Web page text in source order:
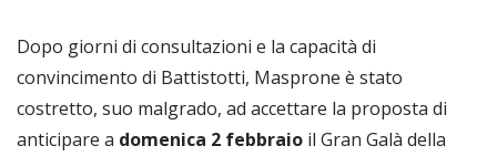
Dopo giorni di consultazioni e la capacità di
convincimento di Battistotti, Masprone è stato
costretto, suo malgrado, ad accettare la proposta di
anticipare a domenica 2 febbraio il Gran Galà della